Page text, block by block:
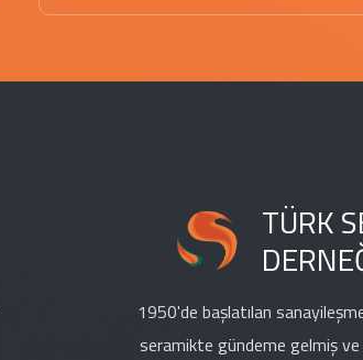
TÜRK
1950'de başlatılan
seramikte gündeme gelmiş ve